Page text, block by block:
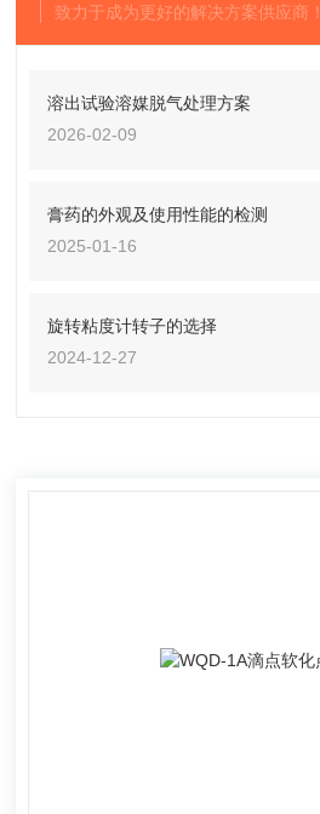
致力于成为更好的解决方案供应商！
溶出试验溶媒脱气处理方案
2026-02-09
膏药的外观及使用性能的检测
2025-01-16
旋转粘度计转子的选择
2024-12-27